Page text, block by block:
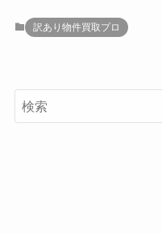
訳あり物件買取プロ